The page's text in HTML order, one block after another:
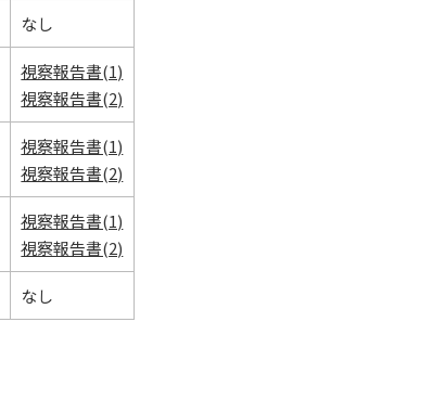
なし
視察報告書(1)
視察報告書(2)
視察報告書(1)
視察報告書(2)
視察報告書(1)
視察報告書(2)
なし